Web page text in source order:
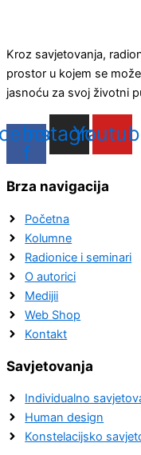
Kroz savjetovanja,
prostor u kojem se
jasnoću za svoj životni
f
Instagram
Brza navigacija
Početna
Kolumne
Radionice i seminari
O autorici
Medijii
Web Shop
Kontakt
Savjetovanja
Individualno
Human design
Konstelacijsko